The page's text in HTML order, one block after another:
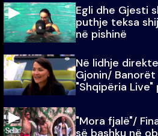
Egli dhe Gjesti
puthje teksa
në pishinë
Në lidhje
Gjonin/ Banorët
"Shqipëria
madhe
"Mora fjalë"/